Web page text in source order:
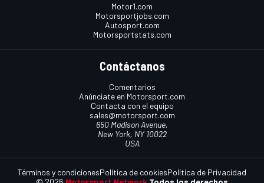
Motor1.com
Motorsportjobs.com
Autosport.com
Motorsportstats.com
Contáctanos
Comentarios
Anúnciate en Motorsport.com
Contacta con el equipo
sales@motorsport.com
650 Madison Avenue,
New York, NY 10022
USA
Términos y condicionesPolítica de cookiesPolítica de Privacidad